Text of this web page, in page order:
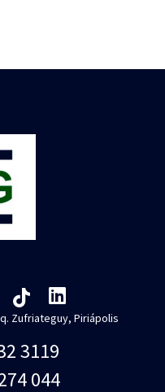
Zufriateguy, Piriápolis
3119
044